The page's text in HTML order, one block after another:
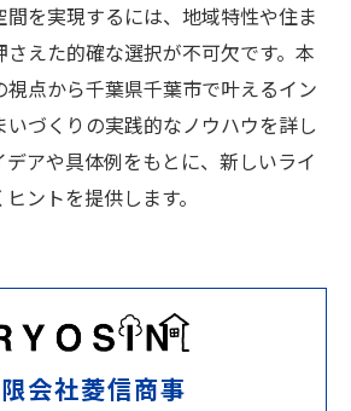
を実現するには、地域特性や住ま
えた的確な選択が不可欠です。本
点から千葉県千葉市で叶えるイン
づくりの実践的なノウハウを詳し
デアや具体例をもとに、新しいライ
ントを提供します。
会社菱信商事